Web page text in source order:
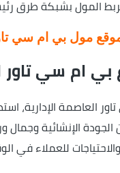
المول بشبكة طرق
مول بي ام سي تاور
ام سي تاور
العاصمة الإدارية،
الجودة الإنشائية
للعملاء في